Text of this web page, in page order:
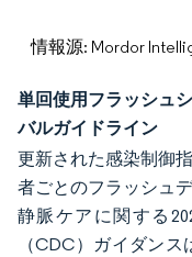
情報源: Mordor
単回使用フラッシュ
バルガイドライン
更新された感染制御
者ごとのフラッシュ
静脈ケアに関する
（CDC）ガイダン